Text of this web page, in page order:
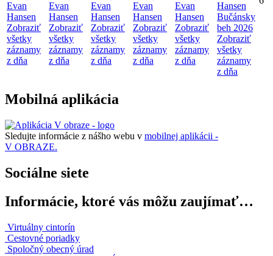
Evan
Hansen
Zobraziť
všetky
záznamy
z dňa
Evan
Hansen
Zobraziť
všetky
záznamy
z dňa
Evan
Hansen
Zobraziť
všetky
záznamy
z dňa
Evan
Hansen
Zobraziť
všetky
záznamy
z dňa
Evan
Hansen
Zobraziť
všetky
záznamy
z dňa
Hansen
Bučánsky
beh 2026
Zobraziť
všetky
záznamy
z dňa
Mobilná aplikácia
Sledujte informácie z nášho webu v mobilnej aplikácii -
V OBRAZE.
Sociálne siete
Informácie, ktoré vás môžu zaujímať…
Virtuálny cintorín
Cestovné poriadky
Spoločný obecný úrad